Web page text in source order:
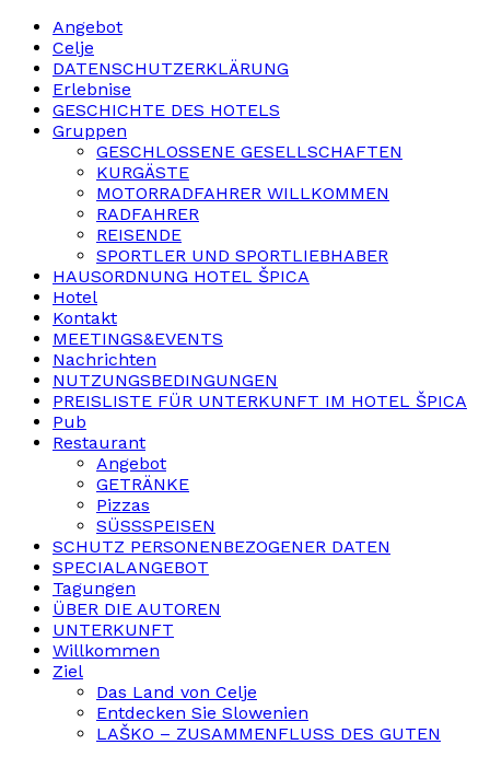
Angebot
Celje
DATENSCHUTZERKLÄRUNG
Erlebnise
GESCHICHTE DES HOTELS
Gruppen
GESCHLOSSENE GESELLSCHAFTEN
KURGÄSTE
MOTORRADFAHRER WILLKOMMEN
RADFAHRER
REISENDE
SPORTLER UND SPORTLIEBHABER
HAUSORDNUNG HOTEL ŠPICA
Hotel
Kontakt
MEETINGS&EVENTS
Nachrichten
NUTZUNGSBEDINGUNGEN
PREISLISTE FÜR UNTERKUNFT IM HOTEL ŠPICA
Pub
Restaurant
Angebot
GETRÄNKE
Pizzas
SÜSSSPEISEN
SCHUTZ PERSONENBEZOGENER DATEN
SPECIALANGEBOT
Tagungen
ÜBER DIE AUTOREN
UNTERKUNFT
Willkommen
Ziel
Das Land von Celje
Entdecken Sie Slowenien
LAŠKO – ZUSAMMENFLUSS DES GUTEN